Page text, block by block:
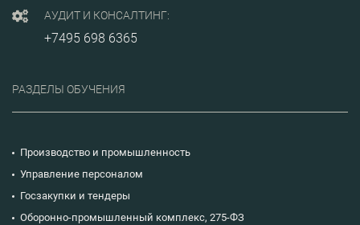
АУДИТ И КОНСАЛТИНГ:
+7495 698 6365
РАЗДЕЛЫ ОБУЧЕНИЯ
Производство и промышленность
Управление персоналом
Госзакупки и тендеры
Оборонно-промышленный комплекс, 275-ФЗ